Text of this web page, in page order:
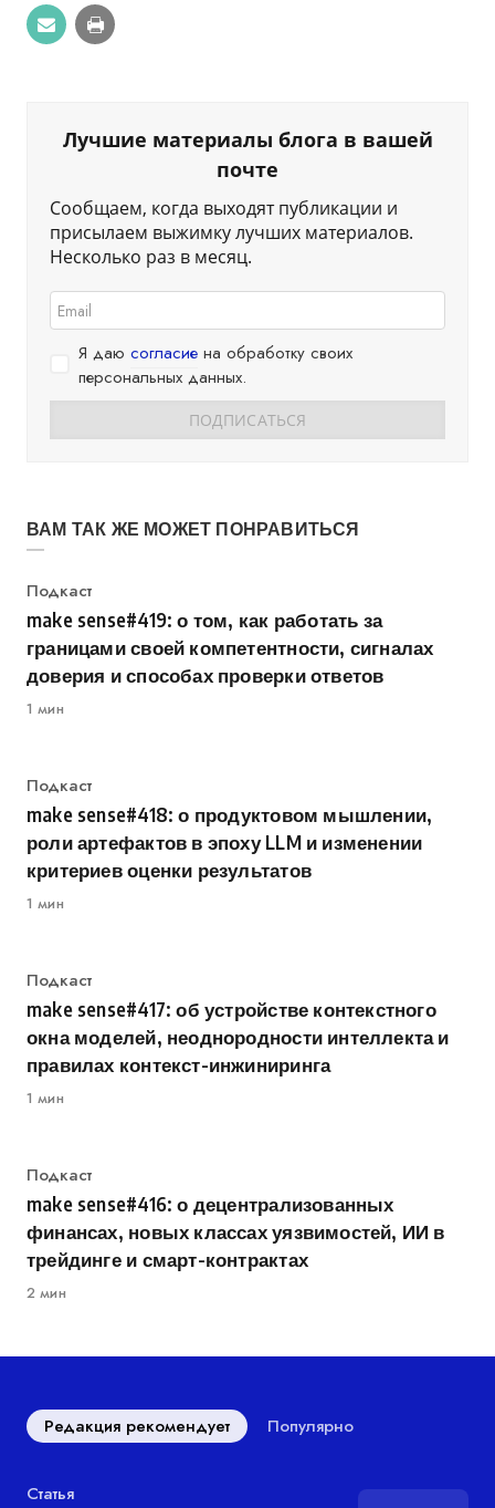
Лучшие материалы блога в вашей
почте
Сообщаем, когда выходят публикации и
присылаем выжимку лучших материалов.
Несколько раз в месяц.
Я даю согласие на обработку своих
персональных данных.
ВАМ ТАК ЖЕ МОЖЕТ ПОНРАВИТЬСЯ
Категория
Подкаст
make sense#419: о том, как работать за
границами своей компетентности, сигналах
доверия и способах проверки ответов
1 мин
Категория
Подкаст
make sense#418: о продуктовом мышлении,
роли артефактов в эпоху LLM и изменении
критериев оценки результатов
1 мин
Категория
Подкаст
make sense#417: об устройстве контекстного
окна моделей, неоднородности интеллекта и
правилах контекст-инжиниринга
1 мин
Категория
Подкаст
make sense#416: о децентрализованных
финансах, новых классах уязвимостей, ИИ в
трейдинге и смарт-контрактах
2 мин
Редакция рекомендует Популярно
Категория
Статья